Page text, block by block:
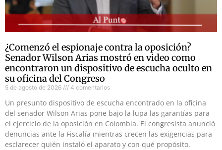
¿Comenzó el espionaje contra la oposición?
Senador Wilson Arias mostró en video como
encontraron un dispositivo de escucha oculto en
su oficina del Congreso
5 de agosto de 2026 4 comentarios
Un presunto dispositivo de escucha encontrado en la oficina
del senador Wilson Arias pone bajo la lupa las garantías para
el ejercicio de la oposición en Colombia. El congresista anunció
denuncias ante la Fiscalía mientras crecen las exigencias para
esclarecer quién instaló el aparato y con qué propósito.